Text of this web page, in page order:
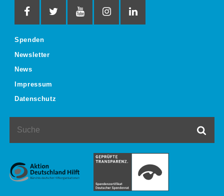
Spenden
Newsletter
News
Impressum
Datenschutz